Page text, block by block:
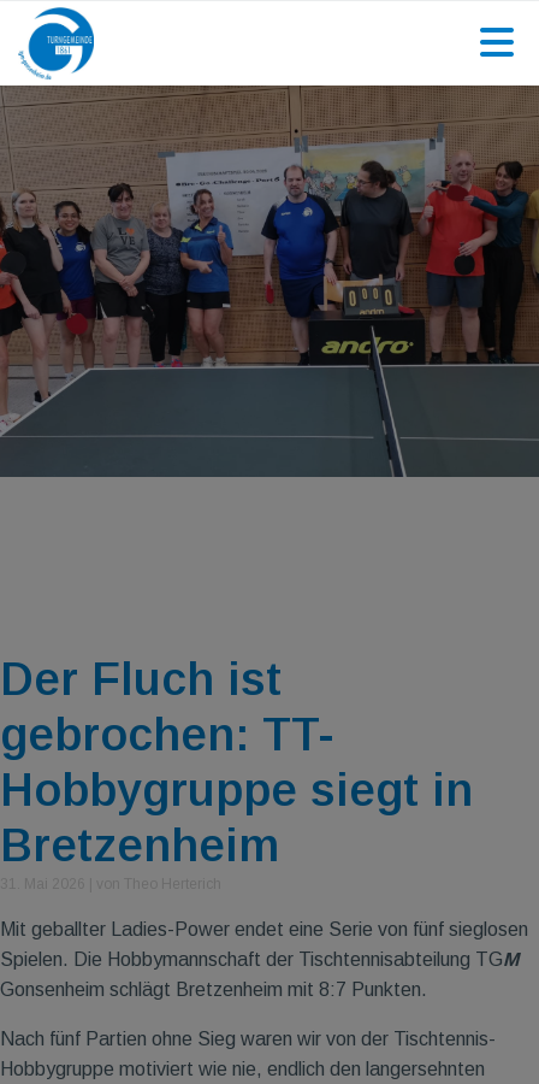
Der Fluch ist
gebrochen: TT-
Hobbygruppe siegt in
Bretzenheim
Mit geballter Ladies-Power endet eine Serie von fünf sieglosen
Spielen. Die Hobbymannschaft der Tischtennisabteilung TGM
Gonsenheim schlägt Bretzenheim mit 8:7 Punkten.
Nach fünf Partien ohne Sieg waren wir von der Tischtennis-
Hobbygruppe motiviert wie nie, endlich den langersehnten